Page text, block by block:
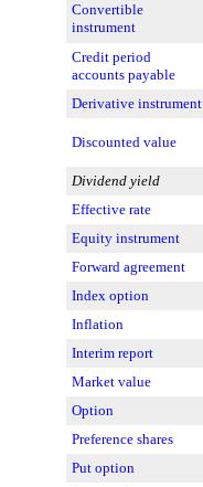
Convertible
instrument
Credit period
accounts payable
Derivative instrument
Discounted value
Dividend yield
Effective rate
Equity instrument
Forward agreement
Index option
Inflation
Interim report
Market value
Option
Preference shares
Put option